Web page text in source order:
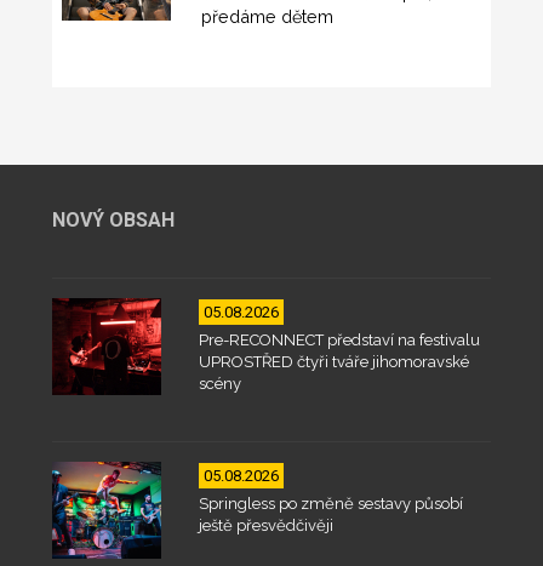
předáme dětem
NOVÝ OBSAH
05.08.2026
Pre-RECONNECT představí na festivalu
UPROSTŘED čtyři tváře jihomoravské
scény
05.08.2026
Springless po změně sestavy působí
ještě přesvědčivěji